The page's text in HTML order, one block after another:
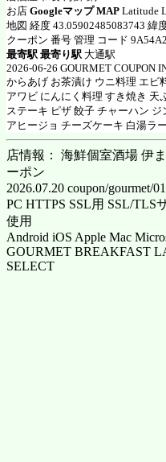
お店 Googleマップ MAP Latitude
地図 経度 43.05902485083743 緯
クーポン 番号 管理 コード
最寄駅 最寄り駅 大通駅
2026-06-26 GOURMET COUPON
からあげ お茶漬け ウニ料理 エビ
アワビ にんにく料理 すき焼き 天
ステーキ ピザ 餃子 チャーハン
アヒージョ チーズケーキ 白湯ラ
店情報： 海鮮個室酒場 伊
ーポン
2026.07.20 coupon/gourmet/
PC HTTPS SSL用 SSL/TLS
使用
Android iOS Apple Mac
GOURMET BREAKFAST
SELECT